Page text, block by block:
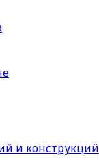
и конструкций